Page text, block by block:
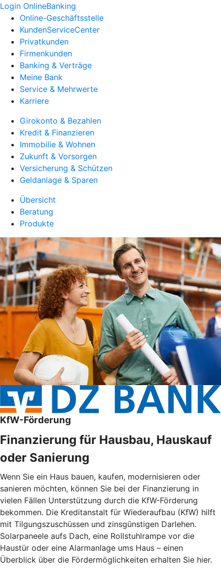
Login OnlineBanking
Online-Geschäftsstelle
KundenServiceCenter
Privatkunden
Firmenkunden
Banking & Verträge
Meine Bank
Service & Mehrwerte
Karriere
Girokonto & Bezahlen
Kredit & Finanzieren
Immobilie & Wohnen
Zukunft & Vorsorgen
Versicherung & Schützen
Geldanlage & Sparen
Übersicht
Beratung
Produkte
KfW-Förderung
Finanzierung für Hausbau, Hauskauf
oder Sanierung
Wenn Sie ein Haus bauen, kaufen, modernisieren oder
sanieren möchten, können Sie bei der Finanzierung in
vielen Fällen Unterstützung durch die KfW-Förderung
bekommen. Die Kreditanstalt für Wiederaufbau (KfW) hilft
mit Tilgungszuschüssen und zinsgünstigen Darlehen.
Solarpaneele aufs Dach, eine Rollstuhlrampe vor die
Haustür oder eine Alarmanlage ums Haus – einen
Überblick über die Fördermöglichkeiten erhalten Sie hier.